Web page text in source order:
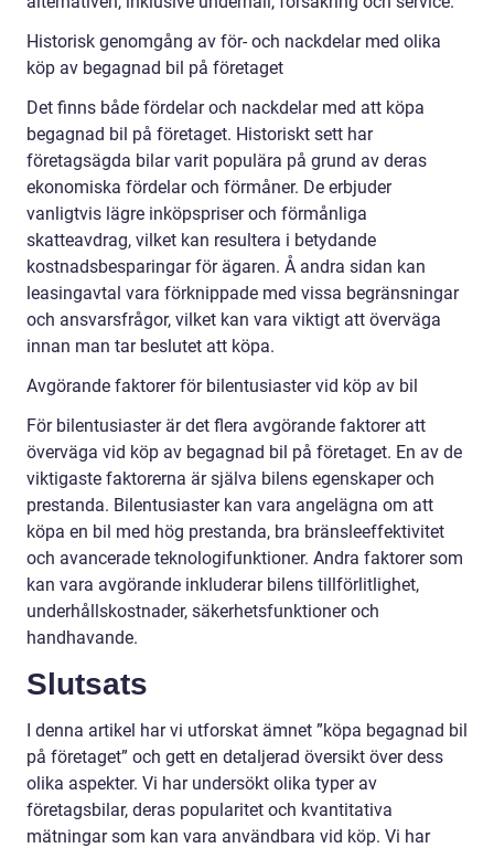
Historisk genomgång av för- och nackdelar med olika
köp av begagnad bil på företaget
Det finns både fördelar och nackdelar med att köpa
begagnad bil på företaget. Historiskt sett har
företagsägda bilar varit populära på grund av deras
ekonomiska fördelar och förmåner. De erbjuder
vanligtvis lägre inköpspriser och förmånliga
skatteavdrag, vilket kan resultera i betydande
kostnadsbesparingar för ägaren. Å andra sidan kan
leasingavtal vara förknippade med vissa begränsningar
och ansvarsfrågor, vilket kan vara viktigt att överväga
innan man tar beslutet att köpa.
Avgörande faktorer för bilentusiaster vid köp av bil
För bilentusiaster är det flera avgörande faktorer att
överväga vid köp av begagnad bil på företaget. En av de
viktigaste faktorerna är själva bilens egenskaper och
prestanda. Bilentusiaster kan vara angelägna om att
köpa en bil med hög prestanda, bra bränsleeffektivitet
och avancerade teknologifunktioner. Andra faktorer som
kan vara avgörande inkluderar bilens tillförlitlighet,
underhållskostnader, säkerhetsfunktioner och
handhavande.
Slutsats
I denna artikel har vi utforskat ämnet ”köpa begagnad bil
på företaget” och gett en detaljerad översikt över dess
olika aspekter. Vi har undersökt olika typer av
företagsbilar, deras popularitet och kvantitativa
mätningar som kan vara användbara vid köp. Vi har